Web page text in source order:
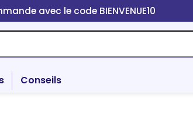
avec le code BIENVENUE10
Conseils